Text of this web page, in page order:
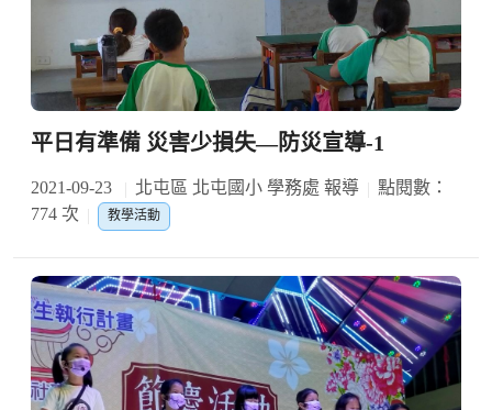
平日有準備 災害少損失—防災宣導-1
2021-09-23 北屯區 北屯國小 學務處 報導
點閱數：
774 次
教學活動